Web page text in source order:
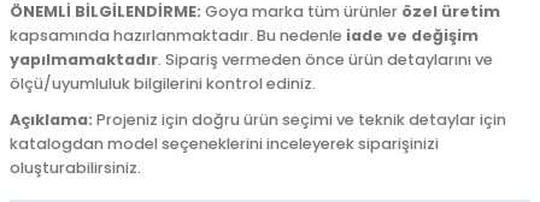
ÖNEMLİ BİLGİLENDİRME: Goya marka tüm ürünler özel üretim
kapsamında hazırlanmaktadır. Bu nedenle iade ve değişim
yapılmamaktadır. Sipariş vermeden önce ürün detaylarını ve
ölçü/uyumluluk bilgilerini kontrol ediniz.
Açıklama: Projeniz için doğru ürün seçimi ve teknik detaylar için
katalogdan model seçeneklerini inceleyerek siparişinizi
oluşturabilirsiniz.